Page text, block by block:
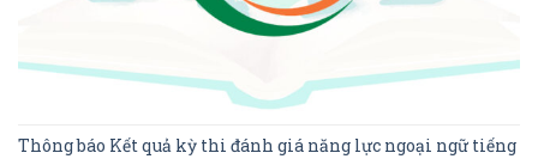
Thông báo Kết quả kỳ thi đánh giá năng lực ngoại ngữ tiếng